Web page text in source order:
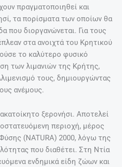
πραγματοποιηθεί και
τα πορίσματα των οποίων θα
που διοργανώνεται. Για τους
στα ανοιχτά του Κρητικού
το καλύτερο φυσικό
των λιμανιών της Κρήτης,
τους, δημιουργώντας
ανέμους.
ξερονήσι. Αποτελεί
περιοχή, μέρος
(NATURA) 2000, λόγω της
που διαθέτει. Στη Ντία
ενδημικά είδη ζώων και